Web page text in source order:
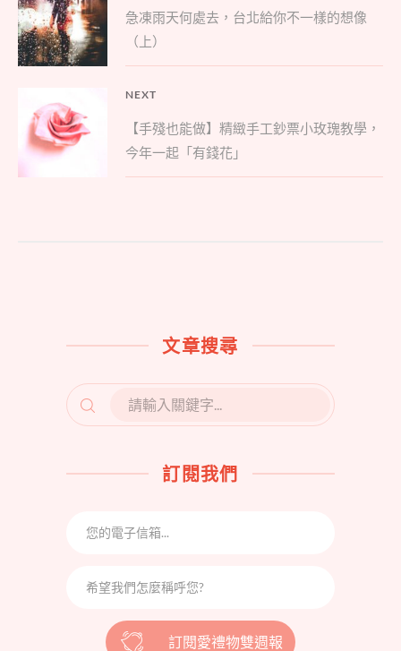
北
給
你
不
想
（下）〉
章
導
覽
Previous
post:
急凍雨天何處去，台北給你不一樣的想像
（上）
NEXT
Next
post:
【手殘也能做】精緻手工鈔票小玫瑰教學，
今年一起「有錢花」
文章搜尋
SEARCH
FOR:
訂閱我們
訂閱愛禮物雙週報